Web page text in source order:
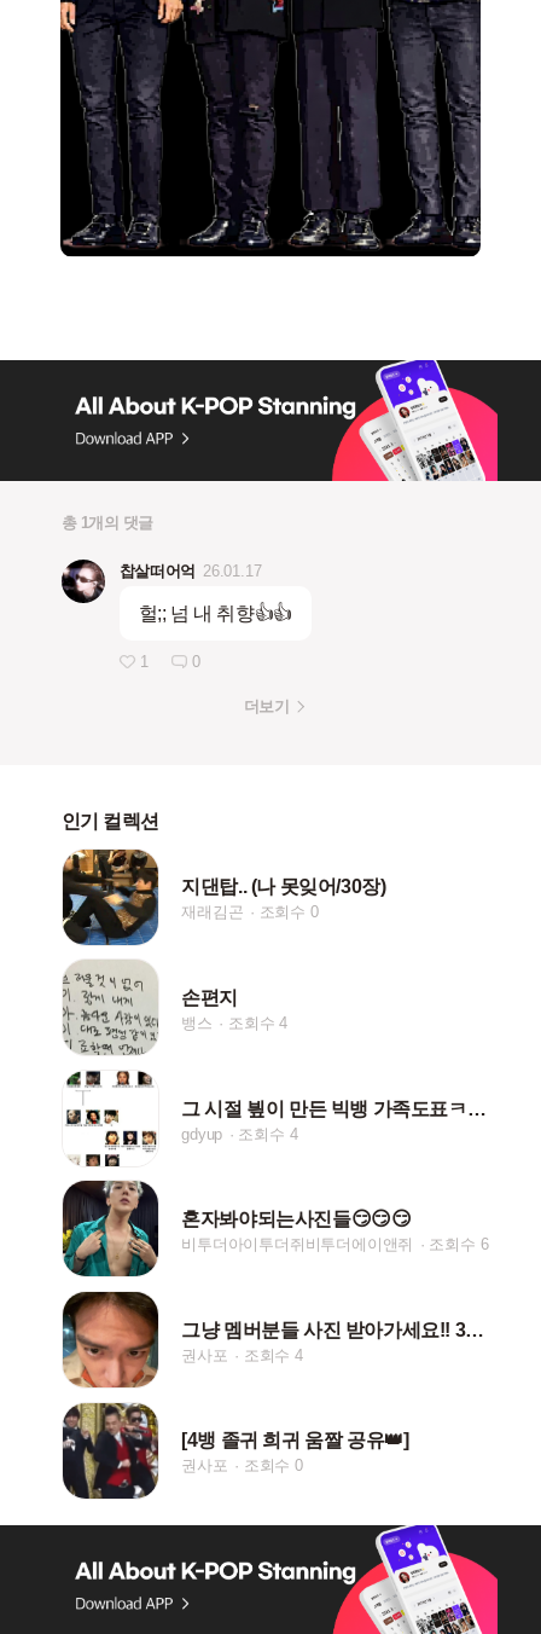
총 1개의 댓글
찹살떠어억 26.01.17
헐;; 넘 내 취향👍👍
1 0
더보기
인기 컬렉션
지댄탑.. (나 못잊어/30장)
재래김곤 조회수 0
손편지
뱅스 조회수 4
그 시절 빂이 만든 빅뱅 가족도표ㅋㅋㅋㅋㅋ
gdyup 조회수 4
혼자봐야되는사진들😏😏😏
비투더아이투더쥐비투더에이앤쥐 조회수 6
그냥 멤버분들 사진 받아가세요!! 30장임다!
권사포 조회수 4
[4뱅 졸귀 희귀 움짤 공유👑]
권사포 조회수 0